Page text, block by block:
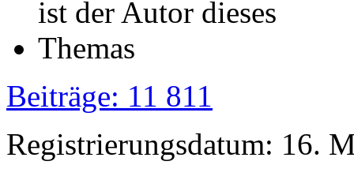
Beiträge: 11 811
Registrierungsdatum: 16.